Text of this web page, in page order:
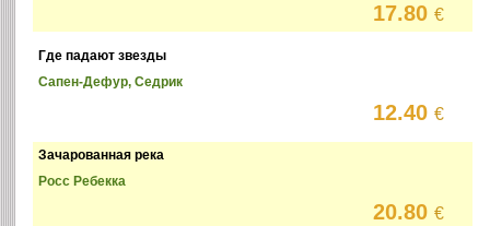
17.80€
Где падают звезды
Сапен-Дефур, Седрик
12.40€
Зачарованная река
Росс Ребекка
20.80€